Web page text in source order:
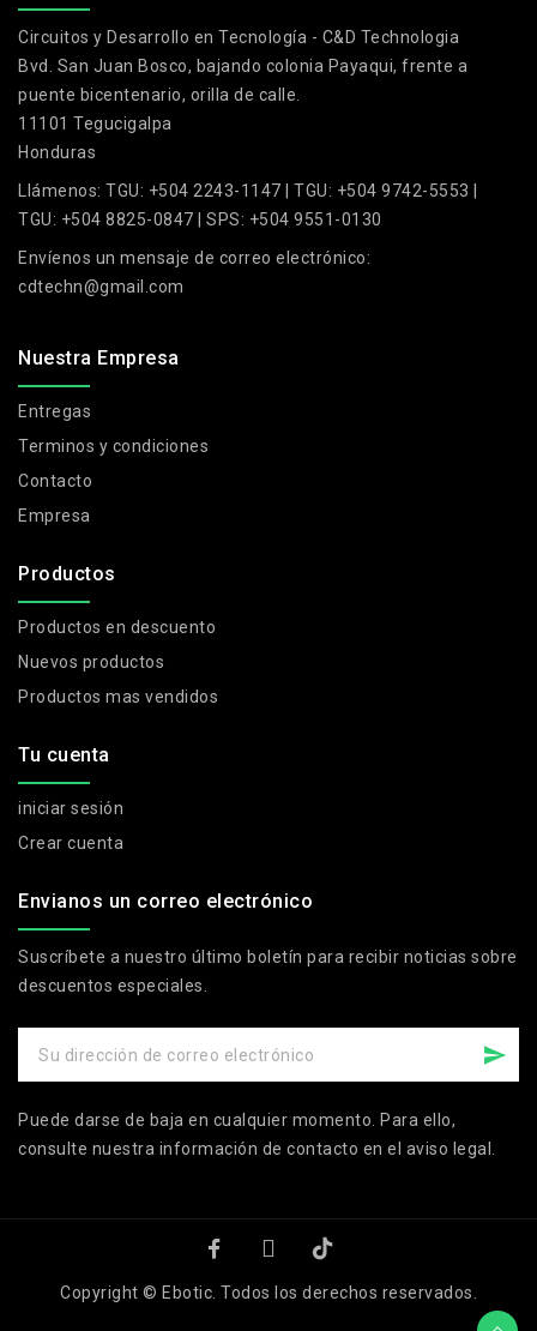
Circuitos y Desarrollo en Tecnología - C&D Technologia
Bvd. San Juan Bosco, bajando colonia Payaqui, frente a
puente bicentenario, orilla de calle.
11101 Tegucigalpa
Honduras
Llámenos: TGU: +504 2243-1147 | TGU: +504 9742-5553 |
TGU: +504 8825-0847 | SPS: +504 9551-0130
Envíenos un mensaje de correo electrónico:
cdtechn@gmail.com
Nuestra Empresa
Entregas
Terminos y condiciones
Contacto
Empresa
Productos
Productos en descuento
Nuevos productos
Productos mas vendidos
Tu cuenta
iniciar sesión
Crear cuenta
Envianos un correo electrónico
Suscríbete a nuestro último boletín para recibir noticias sobre
descuentos especiales.
Puede darse de baja en cualquier momento. Para ello,
consulte nuestra información de contacto en el aviso legal.
Copyright © Ebotic. Todos los derechos reservados.